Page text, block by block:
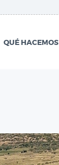
QUÉ HACEMOS